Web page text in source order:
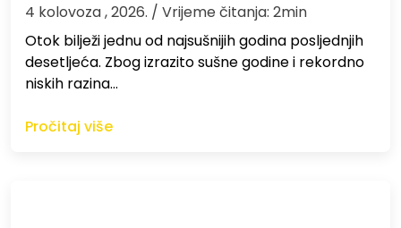
4 kolovoza , 2026. / Vrijeme čitanja: 2min
Otok bilježi jednu od najsušnijih godina posljednjih
desetljeća. Zbog izrazito sušne godine i rekordno
niskih razina…
Pročitaj više